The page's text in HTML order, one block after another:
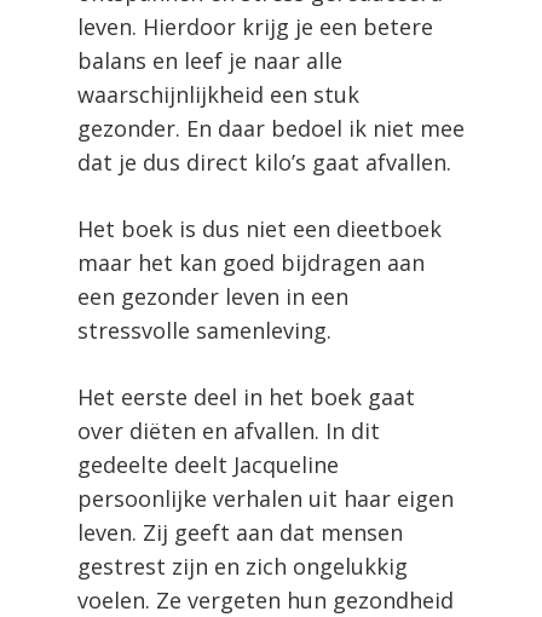
leven. Hierdoor krijg je een betere
balans en leef je naar alle
waarschijnlijkheid een stuk
gezonder. En daar bedoel ik niet mee
dat je dus direct kilo’s gaat afvallen.
Het boek is dus niet een dieetboek
maar het kan goed bijdragen aan
een gezonder leven in een
stressvolle samenleving.
Het eerste deel in het boek gaat
over diëten en afvallen. In dit
gedeelte deelt Jacqueline
persoonlijke verhalen uit haar eigen
leven. Zij geeft aan dat mensen
gestrest zijn en zich ongelukkig
voelen. Ze vergeten hun gezondheid